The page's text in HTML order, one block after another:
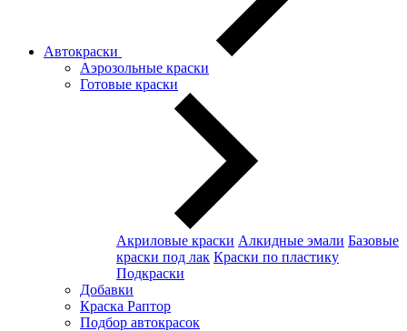
Автокраски
Аэрозольные краски
Готовые краски
Акриловые краски Алкидные эмали Базовые
краски под лак Краски по пластику
Подкраски
Добавки
Краска Раптор
Подбор автокрасок